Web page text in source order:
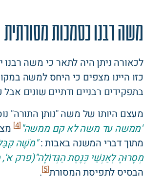
משה רבנו כסמכות מסורתית
לכאורה ניתן היה לתאר כי משה
כזו היינו מצפים כי היחס למשה
בתפקידים רבניים ודתיים שונים
מעצם היותו של משה "נותן התורה"
"ממשה עד משה לא קם ממשה" [4]
מתוך דברי המשנה באבות :"מֹשֶׁה קִבֵּל
מְסָרוּהָ לְאַנְשֵׁי כְּנֶסֶת הַגְּדוֹלָה"(פרק
הבסיס לתפיסת המסורת[5]
.